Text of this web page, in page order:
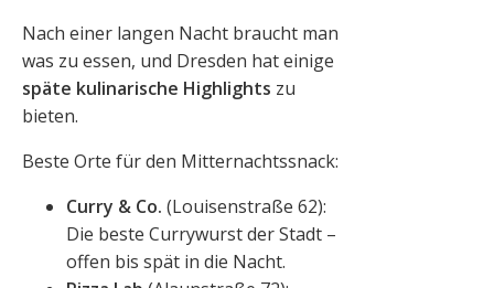
Nach einer langen Nacht braucht man
was zu essen, und Dresden hat einige
späte kulinarische Highlights zu
bieten.
Beste Orte für den Mitternachtssnack:
Curry & Co. (Louisenstraße 62):
Die beste Currywurst der Stadt –
offen bis spät in die Nacht.